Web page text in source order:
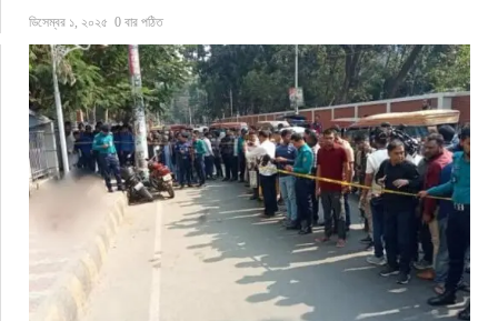
ডিসেম্বর ১, ২০২৫ 0 বার পঠিত